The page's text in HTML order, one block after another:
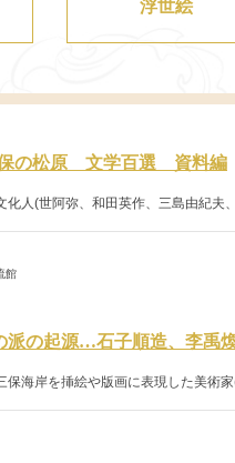
浮世絵
の松原 文学百選 資料編
化人(世阿弥、和田英作、三島由紀夫
館
派の起源…石子順造、李禹
保海岸を挿絵や版画に表現した美術